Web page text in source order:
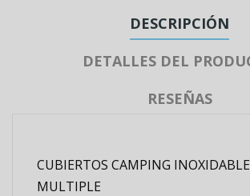
DESCRIPCIÓN
DETALLES DEL
RESEÑAS
CUBIERTOS CAMPING
MULTIPLE